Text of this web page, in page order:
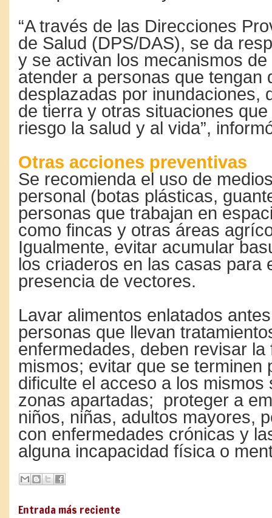
“A través de las Direcciones
de Salud (DPS/DAS), se da
y se activan los mecanismos
atender a personas que tengan
desplazadas por inundaciones,
de tierra y otras situaciones
riesgo la salud y al vida”,
Otras acciones preventivas
Se recomienda el uso de
personal (botas plásticas,
personas que trabajan en
como fincas y otras áreas
Igualmente, evitar acumular
los criaderos en las casas para
presencia de vectores.
Lavar alimentos enlatados
personas que llevan
enfermedades, deben revisar la
mismos; evitar que se terminen
dificulte el acceso a los mismos
zonas apartadas; proteger a
niños, niñas, adultos mayores,
con enfermedades crónicas y
alguna incapacidad física o
Entrada más reciente